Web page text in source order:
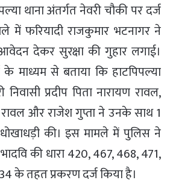
थाना अंतर्गत नेवरी चौकी पर दर्ज
में फरियादी राजकुमार भटनागर ने
देकर सुरक्षा की गुहार लगाई।
के माध्यम से बताया कि हाटपिपल्या
प्रदीप पिता नारायण रावल,
और राजेश गुप्ता ने उनके साथ 1
की। इस मामले में पुलिस ने
की धारा 420, 467, 468, 471,
के तहत प्रकरण दर्ज किया है।